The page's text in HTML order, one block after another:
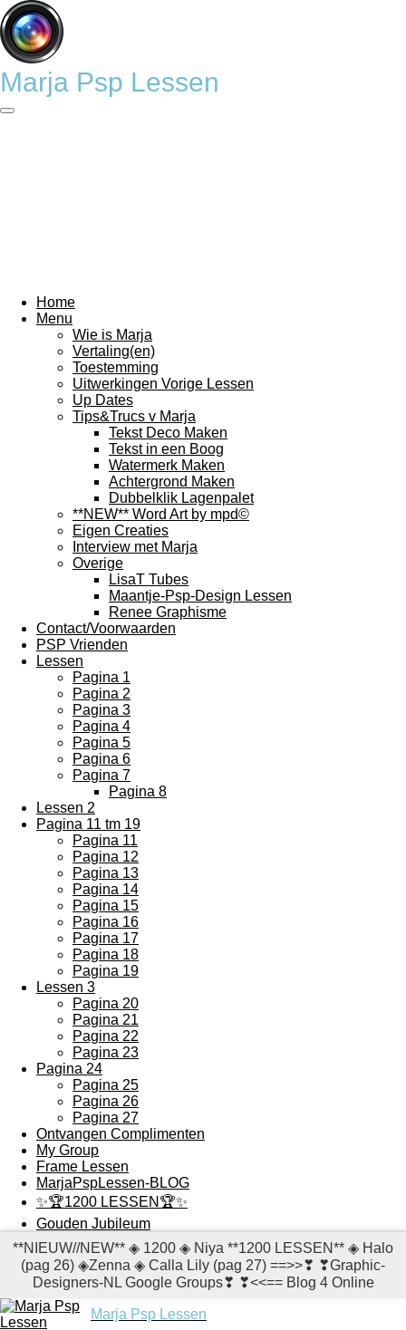
Ga
direct
naar
de
hoofdinhoud
Marja Psp Lessen
Home
Menu
Wie is Marja
Vertaling(en)
Toestemming
Uitwerkingen Vorige Lessen
Up Dates
Tips&Trucs v Marja
Tekst Deco Maken
Tekst in een Boog
Watermerk Maken
Achtergrond Maken
Dubbelklik Lagenpalet
**NEW** Word Art by mpd©
Eigen Creaties
Interview met Marja
Overige
LisaT Tubes
Maantje-Psp-Design Lessen
Renee Graphisme
Contact/Voorwaarden
PSP Vrienden
Lessen
Pagina 1
Pagina 2
Pagina 3
Pagina 4
Pagina 5
Pagina 6
Pagina 7
Pagina 8
Lessen 2
Pagina 11 tm 19
Pagina 11
Pagina 12
Pagina 13
Pagina 14
Pagina 15
Pagina 16
Pagina 17
Pagina 18
Pagina 19
Lessen 3
Pagina 20
Pagina 21
Pagina 22
Pagina 23
Pagina 24
Pagina 25
Pagina 26
Pagina 27
Ontvangen Complimenten
My Group
Frame Lessen
MarjaPspLessen-BLOG
✨🏆1200 LESSEN🏆✨
Gouden Jubileum
**NIEUW//NEW** ◈ 1200 ◈ Niya **1200 LESSEN** ◈ Halo
(pag 26) ◈Zenna ◈ Calla Lily (pag 27) ==>>❣ ❣Graphic-
Designers-NL Google Groups❣ ❣<<== Blog 4 Online
Marja Psp Lessen